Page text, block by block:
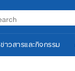
ข่าวสารและกิจกรรม